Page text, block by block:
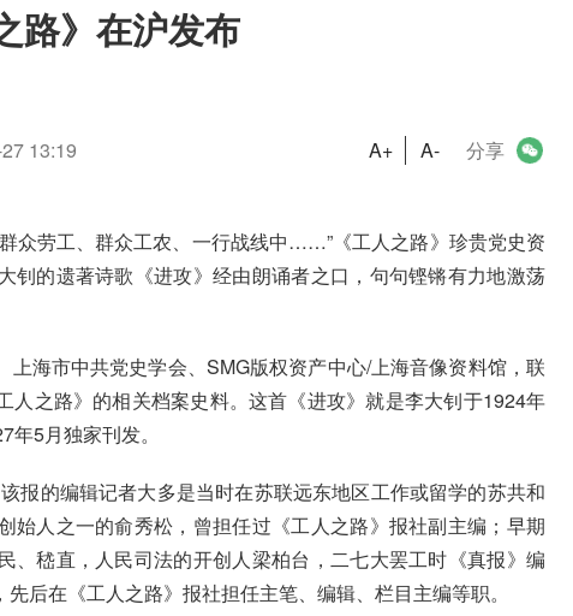
路》在沪发布
13:19 A+ A- 分享
众劳工、群众工农、一行战线中……”《工人之路》珍贵党史资
钊的遗著诗歌《进攻》经由朗诵者之口，句句铿锵有力地激荡
海市中共党史学会、SMG版权资产中心/上海音像资料馆，联
人之路》的相关档案史料。这首《进攻》就是李大钊于1924年
5月独家刊发。
的编辑记者大多是当时在苏联远东地区工作或留学的苏共和
始人之一的俞秀松，曾担任过《工人之路》报社副主编；早期
、嵇直，人民司法的开创人梁柏台，二七大罢工时《真报》编
后在《工人之路》报社担任主笔、编辑、栏目主编等职。